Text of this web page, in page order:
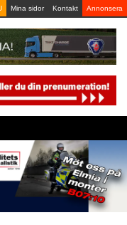
Mina sidor Kontakt Annonsera